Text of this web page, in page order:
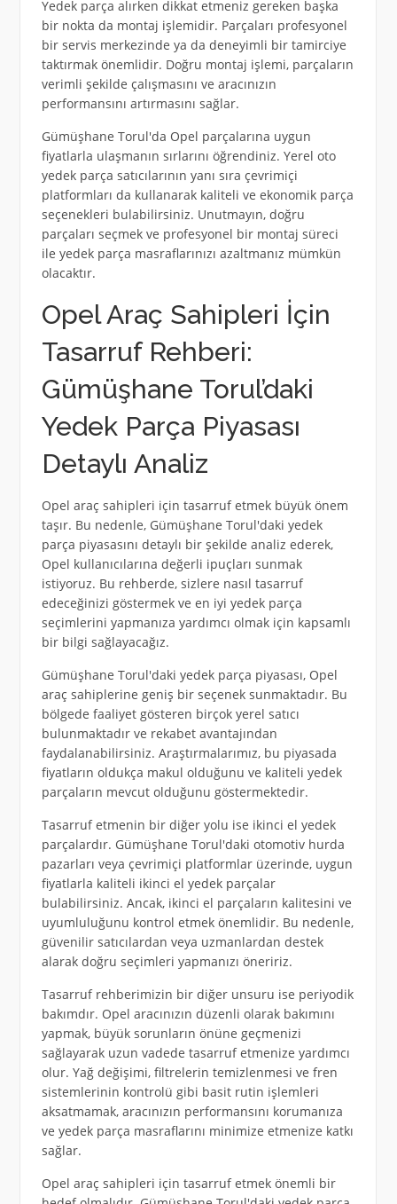
Yedek parça alırken dikkat etmeniz gereken başka
bir nokta da montaj işlemidir. Parçaları profesyonel
bir servis merkezinde ya da deneyimli bir tamirciye
taktırmak önemlidir. Doğru montaj işlemi, parçaların
verimli şekilde çalışmasını ve aracınızın
performansını artırmasını sağlar.
Gümüşhane Torul'da Opel parçalarına uygun
fiyatlarla ulaşmanın sırlarını öğrendiniz. Yerel oto
yedek parça satıcılarının yanı sıra çevrimiçi
platformları da kullanarak kaliteli ve ekonomik parça
seçenekleri bulabilirsiniz. Unutmayın, doğru
parçaları seçmek ve profesyonel bir montaj süreci
ile yedek parça masraflarınızı azaltmanız mümkün
olacaktır.
Opel Araç Sahipleri İçin
Tasarruf Rehberi:
Gümüşhane Torul’daki
Yedek Parça Piyasası
Detaylı Analiz
Opel araç sahipleri için tasarruf etmek büyük önem
taşır. Bu nedenle, Gümüşhane Torul'daki yedek
parça piyasasını detaylı bir şekilde analiz ederek,
Opel kullanıcılarına değerli ipuçları sunmak
istiyoruz. Bu rehberde, sizlere nasıl tasarruf
edeceğinizi göstermek ve en iyi yedek parça
seçimlerini yapmanıza yardımcı olmak için kapsamlı
bir bilgi sağlayacağız.
Gümüşhane Torul'daki yedek parça piyasası, Opel
araç sahiplerine geniş bir seçenek sunmaktadır. Bu
bölgede faaliyet gösteren birçok yerel satıcı
bulunmaktadır ve rekabet avantajından
faydalanabilirsiniz. Araştırmalarımız, bu piyasada
fiyatların oldukça makul olduğunu ve kaliteli yedek
parçaların mevcut olduğunu göstermektedir.
Tasarruf etmenin bir diğer yolu ise ikinci el yedek
parçalardır. Gümüşhane Torul'daki otomotiv hurda
pazarları veya çevrimiçi platformlar üzerinde, uygun
fiyatlarla kaliteli ikinci el yedek parçalar
bulabilirsiniz. Ancak, ikinci el parçaların kalitesini ve
uyumluluğunu kontrol etmek önemlidir. Bu nedenle,
güvenilir satıcılardan veya uzmanlardan destek
alarak doğru seçimleri yapmanızı öneririz.
Tasarruf rehberimizin bir diğer unsuru ise periyodik
bakımdır. Opel aracınızın düzenli olarak bakımını
yapmak, büyük sorunların önüne geçmenizi
sağlayarak uzun vadede tasarruf etmenize yardımcı
olur. Yağ değişimi, filtrelerin temizlenmesi ve fren
sistemlerinin kontrolü gibi basit rutin işlemleri
aksatmamak, aracınızın performansını korumanıza
ve yedek parça masraflarını minimize etmenize katkı
sağlar.
Opel araç sahipleri için tasarruf etmek önemli bir